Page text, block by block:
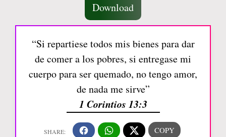
Download
“Si repartiese todos mis bienes para dar
de comer a los pobres, si entregase mi
cuerpo para ser quemado, no tengo amor,
de nada me sirve”
1 Corintios 13:3